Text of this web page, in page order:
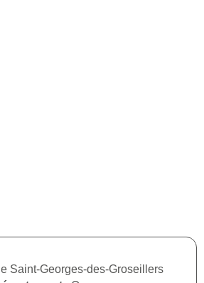
Saint-Georges-des-Groseillers